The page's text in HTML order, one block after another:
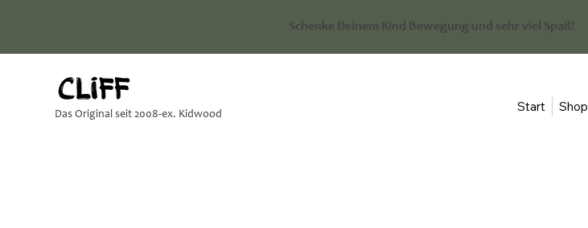
Das Original seit 2008-ex. Kidwood
Start Shop
Schenke Deinem Kind Bewegung und sehr viel Spaß!